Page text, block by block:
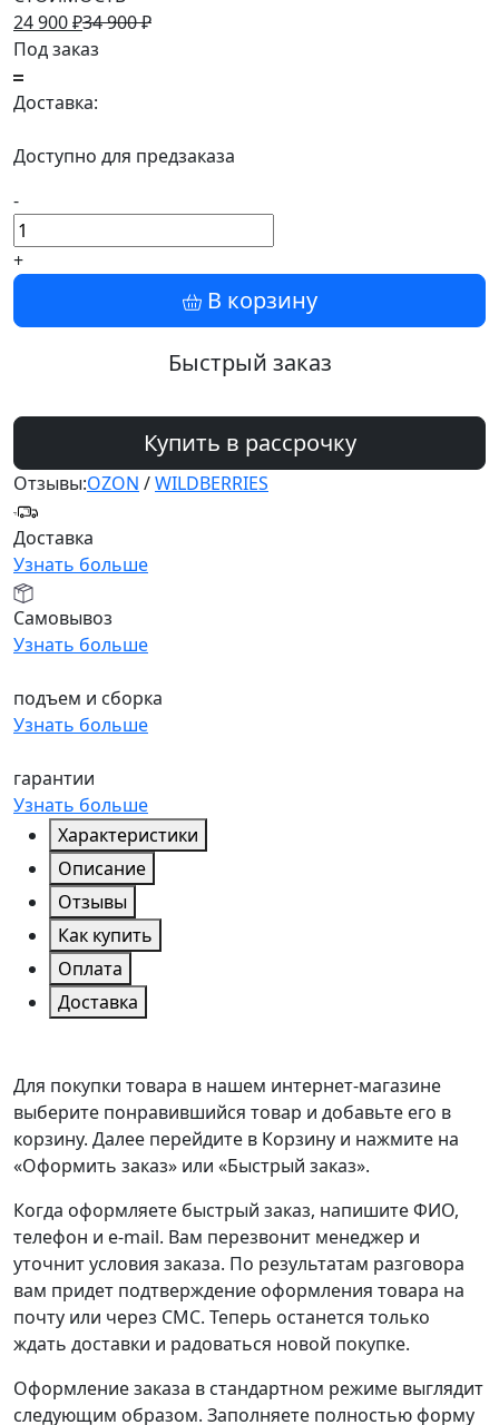
24 900₽34 900₽
Под заказ
Доставка:
Доступно для предзаказа
-
+
В корзину
Быстрый заказ
Купить в рассрочку
Отзывы:OZON /WILDBERRIES
Доставка
Узнать больше
Самовывоз
Узнать больше
подъем и сборка
Узнать больше
гарантии
Узнать больше
Характеристики
Описание
Отзывы
Как купить
Оплата
Доставка
Для покупки товара в нашем интернет-магазине
выберите понравившийся товар и добавьте его в
корзину. Далее перейдите в Корзину и нажмите на
«Оформить заказ» или «Быстрый заказ».
Когда оформляете быстрый заказ, напишите ФИО,
телефон и e-mail. Вам перезвонит менеджер и
уточнит условия заказа. По результатам разговора
вам придет подтверждение оформления товара на
почту или через СМС. Теперь останется только
ждать доставки и радоваться новой покупке.
Оформление заказа в стандартном режиме выглядит
следующим образом. Заполняете полностью форму